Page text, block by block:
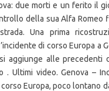
due morti e un ferito il
della sua Alfa Romeo
Una prima
di corso Europa a
aggiunge alle precedenti
. Ultimi video. Genova –
Europa, poco lontano